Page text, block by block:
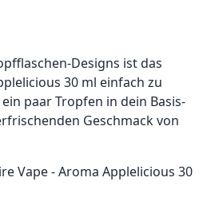
Designs ist das
30 ml einfach zu
paar Tropfen in dein Basis-
Geschmack von
Vape - Aroma Applelicious 30